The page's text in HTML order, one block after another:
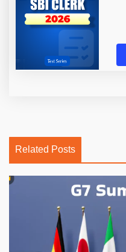
Related Posts